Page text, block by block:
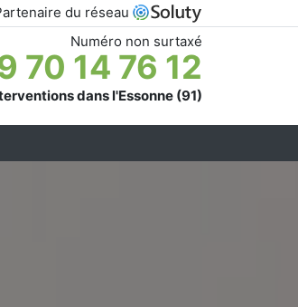
du réseau
Numéro non surtaxé
70 14 76 12
dans l'Essonne (91)